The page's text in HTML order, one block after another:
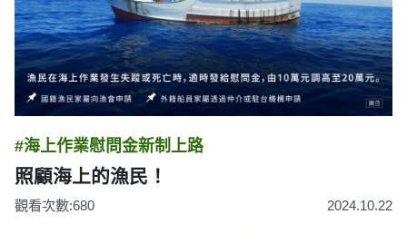
#海上作業慰問金新制上路
照顧海上的漁民！
觀看次數:680 2024.10.22